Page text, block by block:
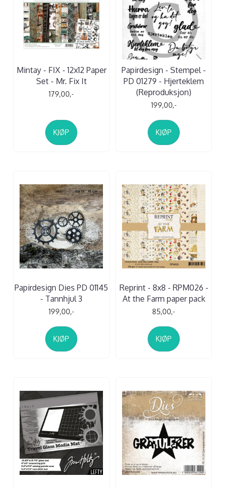
Mintay - FIX - 12x12 Paper
Set - Mr. Fix It
179,00,-
KJØP
Papirdesign - Stempel -
PD 01279 - Hjerteklem
(Reproduksjon)
199,00,-
KJØP
Papirdesign Dies PD 01145
- Tannhjul 3
199,00,-
KJØP
Reprint - 8x8 - RPM026 -
At the Farm paper pack
85,00,-
KJØP